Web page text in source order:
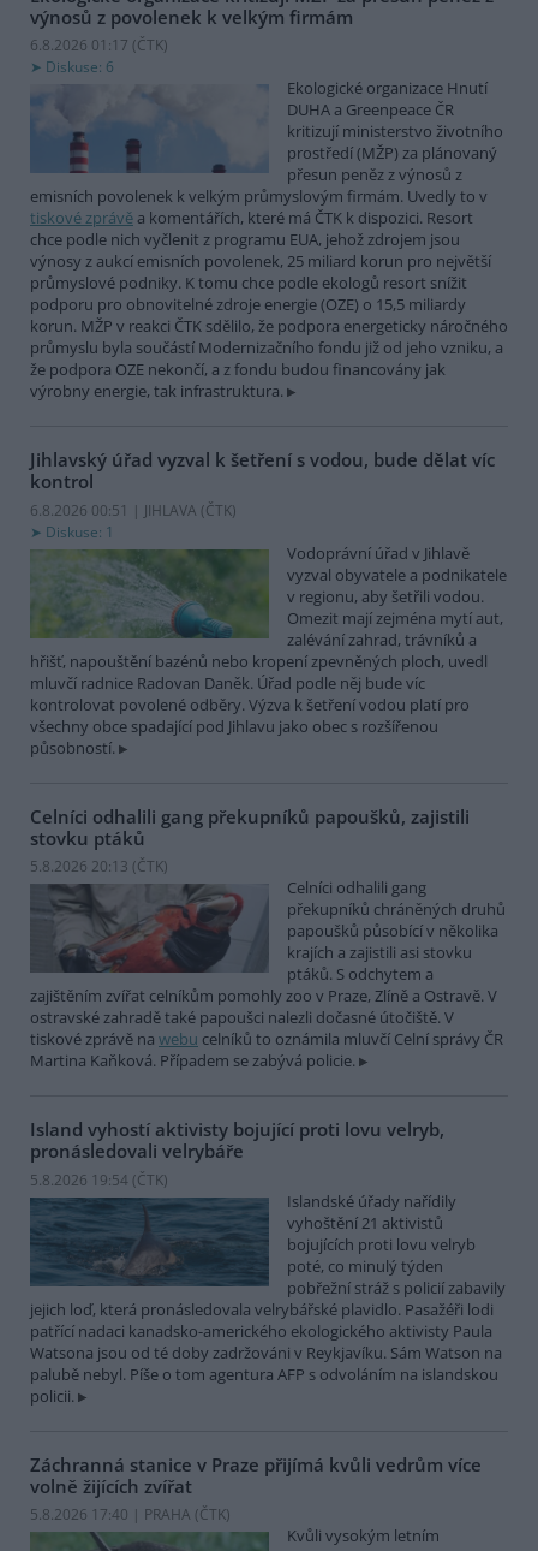
výnosů z povolenek k velkým firmám
6.8.2026 01:17 (ČTK)
Diskuse: 6
Ekologické organizace Hnutí
DUHA a Greenpeace ČR
kritizují ministerstvo životního
prostředí (MŽP) za plánovaný
přesun peněz z výnosů z
emisních povolenek k velkým průmyslovým firmám. Uvedly to v
tiskové zprávě a komentářích, které má ČTK k dispozici. Resort
chce podle nich vyčlenit z programu EUA, jehož zdrojem jsou
výnosy z aukcí emisních povolenek, 25 miliard korun pro největší
průmyslové podniky. K tomu chce podle ekologů resort snížit
podporu pro obnovitelné zdroje energie (OZE) o 15,5 miliardy
korun. MŽP v reakci ČTK sdělilo, že podpora energeticky náročného
průmyslu byla součástí Modernizačního fondu již od jeho vzniku, a
že podpora OZE nekončí, a z fondu budou financovány jak
výrobny energie, tak infrastruktura.
Jihlavský úřad vyzval k šetření s vodou, bude dělat víc
kontrol
6.8.2026 00:51 | JIHLAVA (ČTK)
Diskuse: 1
Vodoprávní úřad v Jihlavě
vyzval obyvatele a podnikatele
v regionu, aby šetřili vodou.
Omezit mají zejména mytí aut,
zalévání zahrad, trávníků a
hřišť, napouštění bazénů nebo kropení zpevněných ploch, uvedl
mluvčí radnice Radovan Daněk. Úřad podle něj bude víc
kontrolovat povolené odběry. Výzva k šetření vodou platí pro
všechny obce spadající pod Jihlavu jako obec s rozšířenou
působností.
Celníci odhalili gang překupníků papoušků, zajistili
stovku ptáků
5.8.2026 20:13 (ČTK)
Celníci odhalili gang
překupníků chráněných druhů
papoušků působící v několika
krajích a zajistili asi stovku
ptáků. S odchytem a
zajištěním zvířat celníkům pomohly zoo v Praze, Zlíně a Ostravě. V
ostravské zahradě také papoušci nalezli dočasné útočiště. V
tiskové zprávě na webu celníků to oznámila mluvčí Celní správy ČR
Martina Kaňková. Případem se zabývá policie.
Island vyhostí aktivisty bojující proti lovu velryb,
pronásledovali velrybáře
5.8.2026 19:54 (ČTK)
Islandské úřady nařídily
vyhoštění 21 aktivistů
bojujících proti lovu velryb
poté, co minulý týden
pobřežní stráž s policií zabavily
jejich loď, která pronásledovala velrybářské plavidlo. Pasažéři lodi
patřící nadaci kanadsko-amerického ekologického aktivisty Paula
Watsona jsou od té doby zadržováni v Reykjavíku. Sám Watson na
palubě nebyl. Píše o tom agentura AFP s odvoláním na islandskou
policii.
Záchranná stanice v Praze přijímá kvůli vedrům více
volně žijících zvířat
5.8.2026 17:40 | PRAHA (ČTK)
Kvůli vysokým letním